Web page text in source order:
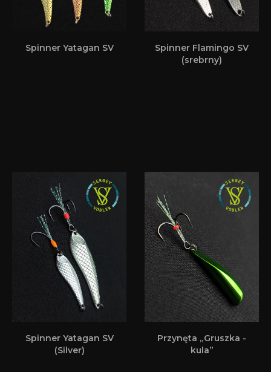
Spinner Yatagan SV
Spinner Flamingo SV
(srebrny)
Spinner Yatagan SV
(Silver)
Przynęta „Gruszka -
kula”